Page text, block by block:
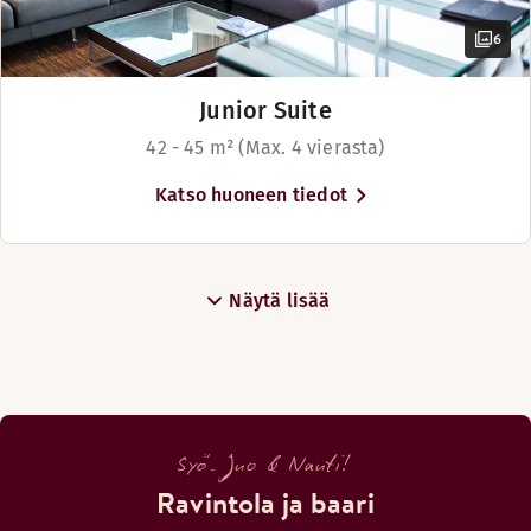
6
Junior Suite
42 - 45 m² (Max. 4 vierasta)
Katso huoneen tiedot
Näytä lisää
Syö. Juo & Nauti!
Ravintola ja baari